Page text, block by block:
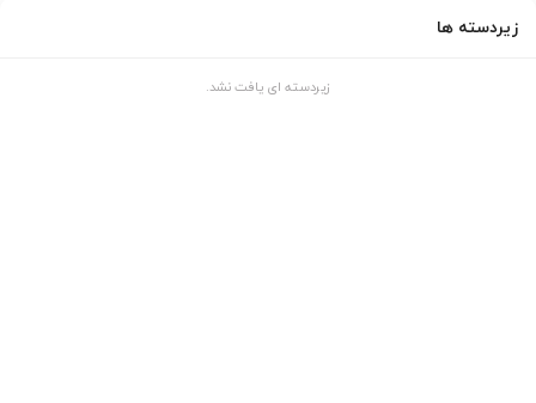
زیردسته ها
زیردسته ای یافت نشد.